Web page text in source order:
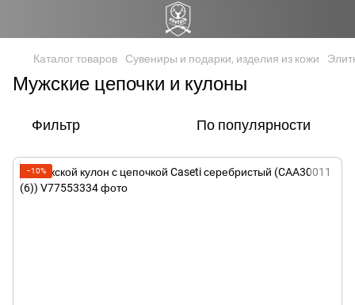
Каталог товаров Сувениры и подарки, изделия из кожи
Мужские цепочки и кулоны
Фильтр По популярности
−10%